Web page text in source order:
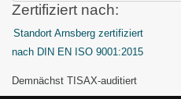
Zertifiziert nach:
Standort Arnsberg zertifiziert
nach DIN EN ISO 9001:2015
Demnächst TISAX-auditiert